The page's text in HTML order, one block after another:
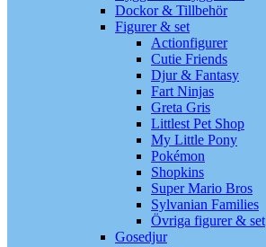
Dockor & Tillbehör
Figurer & set
Actionfigurer
Cutie Friends
Djur & Fantasy
Fart Ninjas
Greta Gris
Littlest Pet Shop
My Little Pony
Pokémon
Shopkins
Super Mario Bros
Sylvanian Families
Övriga figurer & set
Gosedjur